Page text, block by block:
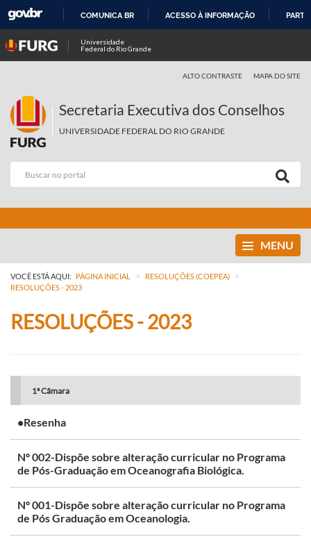
COMUNICA BR ACESSO À INFORMAÇÃO
Universidade
Federal do Rio Grande
ALTO CONTRASTE MAPA DO SITE
Secretaria Executiva dos Conselhos
UNIVERSIDADE FEDERAL DO RIO GRANDE
MENU
VOCÊ ESTÁ AQUI: PÁGINA INICIAL > RESOLUÇÕES (COEPEA) >
RESOLUÇÕES - 2023
RESOLUÇÕES - 2023
1ª Câmara
•Resenha
Nº 002-Dispõe sobre alteração curricular no Programa
de Pós-Graduação em Oceanografia Biológica.
Nº 001-Dispõe sobre alteração curricular no Programa
de Pós Graduação em Oceanologia.